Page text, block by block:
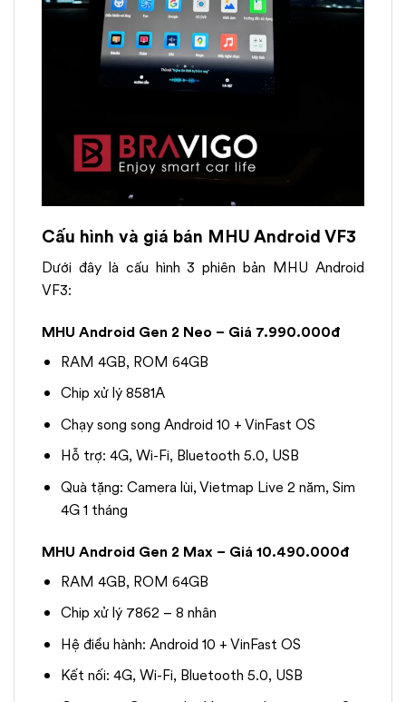
Cấu hình và giá bán MHU Android VF3
Dưới đây là cấu hình 3 phiên bản MHU Android
VF3:
MHU Android Gen 2 Neo – Giá 7.990.000đ
RAM 4GB, ROM 64GB
Chip xử lý 8581A
Chạy song song Android 10 + VinFast OS
Hỗ trợ: 4G, Wi-Fi, Bluetooth 5.0, USB
Quà tặng: Camera lùi, Vietmap Live 2 năm, Sim
4G 1 tháng
MHU Android Gen 2 Max – Giá 10.490.000đ
RAM 4GB, ROM 64GB
Chip xử lý 7862 – 8 nhân
Hệ điều hành: Android 10 + VinFast OS
Kết nối: 4G, Wi-Fi, Bluetooth 5.0, USB